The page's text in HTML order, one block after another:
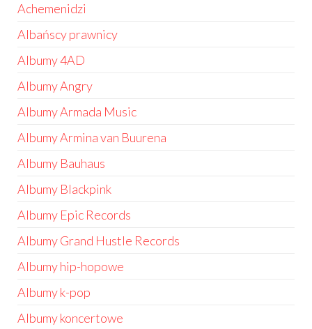
Achemenidzi
Albańscy prawnicy
Albumy 4AD
Albumy Angry
Albumy Armada Music
Albumy Armina van Buurena
Albumy Bauhaus
Albumy Blackpink
Albumy Epic Records
Albumy Grand Hustle Records
Albumy hip-hopowe
Albumy k-pop
Albumy koncertowe